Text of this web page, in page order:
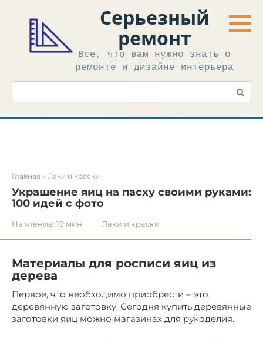
контенту
Серьезный
ремонт
Все, что вам нужно знать о
ремонте и дизайне интерьера
Поиск:
Главная » Лаки и краски
Украшение яиц на пасху своими руками:
100 идей с фото
На чтение: 19 мин Лаки и краски
Материалы для росписи яиц из
дерева
Первое, что необходимо приобрести – это
деревянную заготовку. Сегодня купить деревянные
заготовки яиц можно магазинах для рукоделия.